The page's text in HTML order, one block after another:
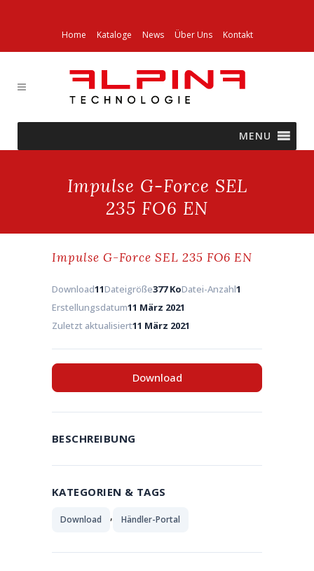
Home Kataloge News Über Uns Kontakt
MENU
Impulse G-Force SEL
235 FO6 EN
Impulse G-Force SEL 235 FO6 EN
Download11Dateigröße377 KoDatei-Anzahl1
Erstellungsdatum11 März 2021
Zuletzt aktualisiert11 März 2021
Download
BESCHREIBUNG
KATEGORIEN & TAGS
Download , Händler-Portal